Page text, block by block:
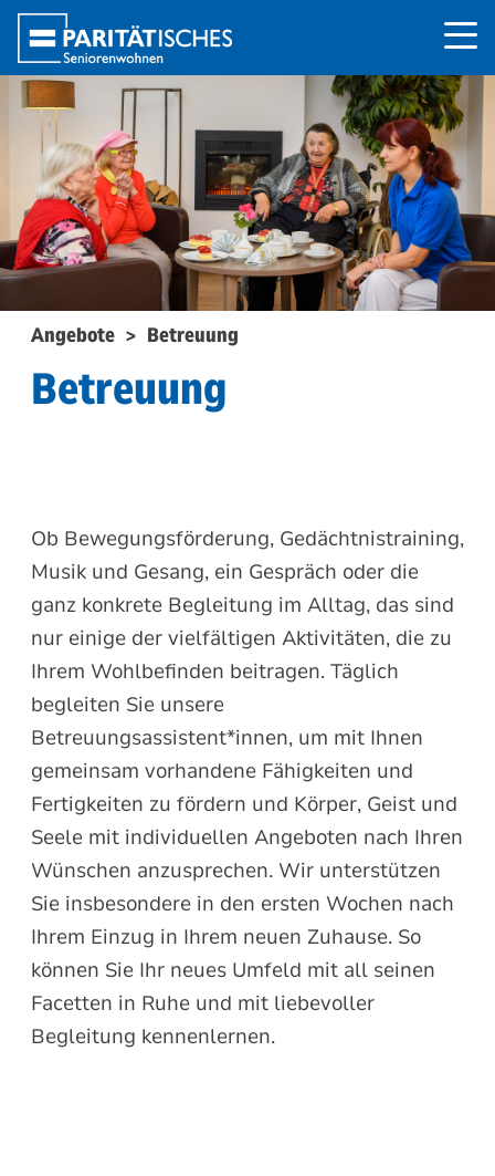
Angebote > Betreuung
Betreuung
Ob Bewegungsförderung, Gedächtnistraining,
Musik und Gesang, ein Gespräch oder die
ganz konkrete Begleitung im Alltag, das sind
nur einige der vielfältigen Aktivitäten, die zu
Ihrem Wohlbefinden beitragen. Täglich
begleiten Sie unsere
Betreuungsassistent*innen, um mit Ihnen
gemeinsam vorhandene Fähigkeiten und
Fertigkeiten zu fördern und Körper, Geist und
Seele mit individuellen Angeboten nach Ihren
Wünschen anzusprechen. Wir unterstützen
Sie insbesondere in den ersten Wochen nach
Ihrem Einzug in Ihrem neuen Zuhause. So
können Sie Ihr neues Umfeld mit all seinen
Facetten in Ruhe und mit liebevoller
Begleitung kennenlernen.